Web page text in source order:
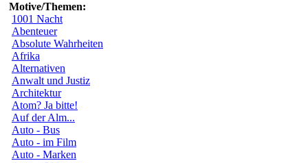
Motive/Themen:
1001 Nacht
Abenteuer
Absolute Wahrheiten
Afrika
Alternativen
Anwalt und Justiz
Architektur
Atom? Ja bitte!
Auf der Alm...
Auto - Bus
Auto - im Film
Auto - Marken